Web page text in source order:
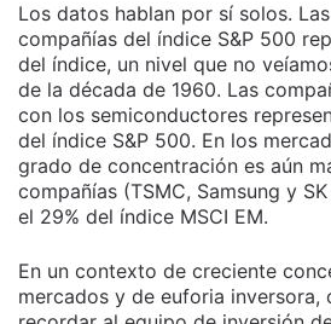
Los datos hablan por sí solos.
compañías del índice S&P 500
del índice, un nivel que no
de la década de 1960. Las
con los semiconductores
del índice S&P 500. En los
grado de concentración es aún
compañías (TSMC, Samsung y
el 29% del índice MSCI EM.
En un contexto de creciente
mercados y de euforia inversora,